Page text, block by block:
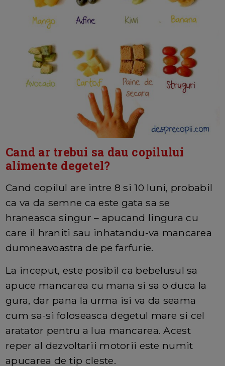
Cand ar trebui sa dau copilului
alimente degetel?
Cand copilul are intre 8 si 10 luni, probabil
ca va da semne ca este gata sa se
hraneasca singur – apucand lingura cu
care il hraniti sau inhatandu-va mancarea
dumneavoastra de pe farfurie.
La inceput, este posibil ca bebelusul sa
apuce mancarea cu mana si sa o duca la
gura, dar pana la urma isi va da seama
cum sa-si foloseasca degetul mare si cel
aratator pentru a lua mancarea. Acest
reper al dezvoltarii motorii este numit
apucarea de tip cleste.